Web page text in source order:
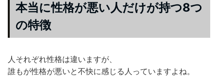
本当に性格が悪い人だけが持つ8つ
の特徴
人それぞれ性格は違いますが、
誰もが性格が悪いと不快に感じる人っていますよね。